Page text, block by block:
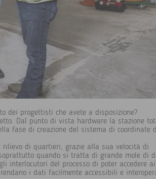
dei progettisti che avete a disposizione?
Dal punto di vista hardware la stazione
fase di creazione del sistema di coordinate
rilievo di quartieri, grazie alla sua velocità di
quando si tratta di grande mole di
interlocutori del processo di poter accedere
i dati facilmente accessibili e